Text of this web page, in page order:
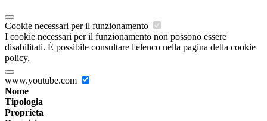
Cookie necessari per il funzionamento
I cookie necessari per il funzionamento non possono essere
disabilitati. È possibile consultare l'elenco nella pagina della cookie
policy.
www.youtube.com
Nome
Tipologia
Proprieta